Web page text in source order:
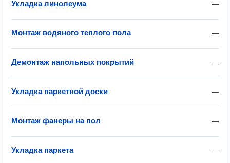
—
Укладка линолеума
—
Монтаж водяного теплого пола
—
Демонтаж напольных покрытий
—
Укладка паркетной доски
—
Монтаж фанеры на пол
—
Укладка паркета